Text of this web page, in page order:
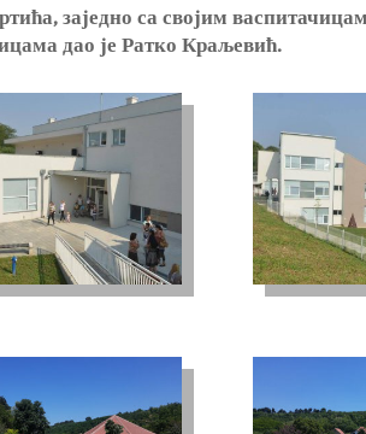
заједно са својим
дао је Ратко Краљевић.